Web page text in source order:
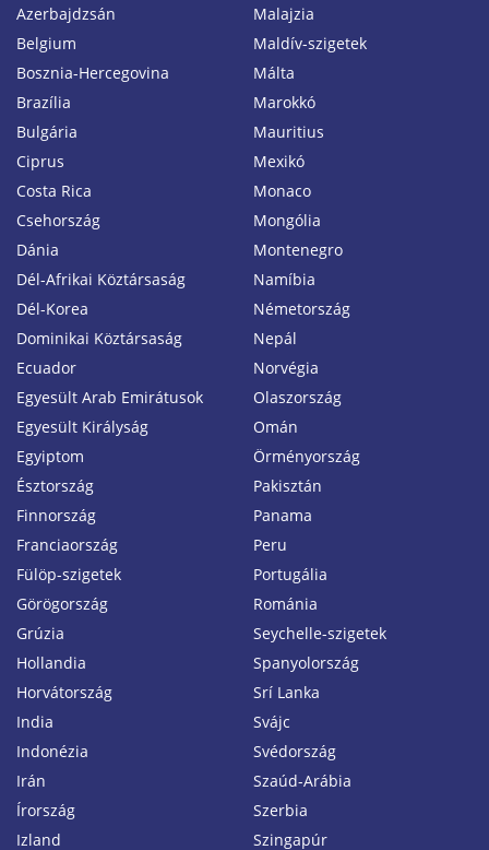
Azerbajdzsán
Belgium
Bosznia-Hercegovina
Brazília
Bulgária
Ciprus
Costa Rica
Csehország
Dánia
Dél-Afrikai Köztársaság
Dél-Korea
Dominikai Köztársaság
Ecuador
Egyesült Arab Emirátusok
Egyesült Királyság
Egyiptom
Észtország
Finnország
Franciaország
Fülöp-szigetek
Görögország
Grúzia
Hollandia
Horvátország
India
Indonézia
Irán
Írország
Izland
Malajzia
Maldív-szigetek
Málta
Marokkó
Mauritius
Mexikó
Monaco
Mongólia
Montenegro
Namíbia
Németország
Nepál
Norvégia
Olaszország
Omán
Örményország
Pakisztán
Panama
Peru
Portugália
Románia
Seychelle-szigetek
Spanyolország
Srí Lanka
Svájc
Svédország
Szaúd-Arábia
Szerbia
Szingapúr